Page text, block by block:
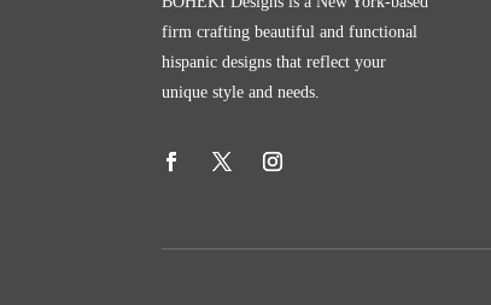
firm crafting beautiful and functional
hispanic designs that reflect your
unique style and needs.